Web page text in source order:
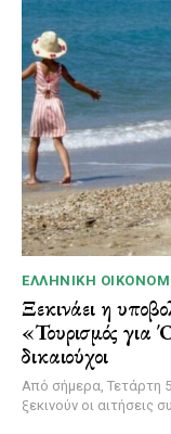
ΕΛΛΗΝΙΚΉ
Ξεκινάει η
«Τουρισμός για
δικαιούχοι
Από σήμερα, Τετάρτη
ξεκινούν οι αιτήσεις